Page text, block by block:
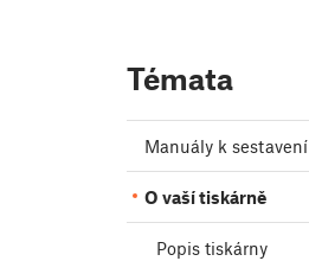
Témata
Manuály k sestavení
O vaší tiskárně
Popis tiskárny